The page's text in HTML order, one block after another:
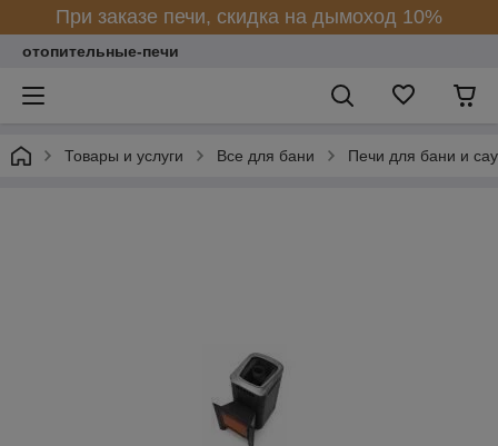
При заказе печи, скидка на дымоход 10%
отопительные-печи
Товары и услуги Все для бани Печи для бани и